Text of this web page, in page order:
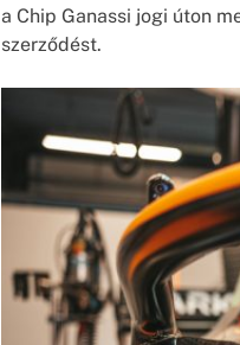
a Chip Ganassi jogi úton
szerződést.